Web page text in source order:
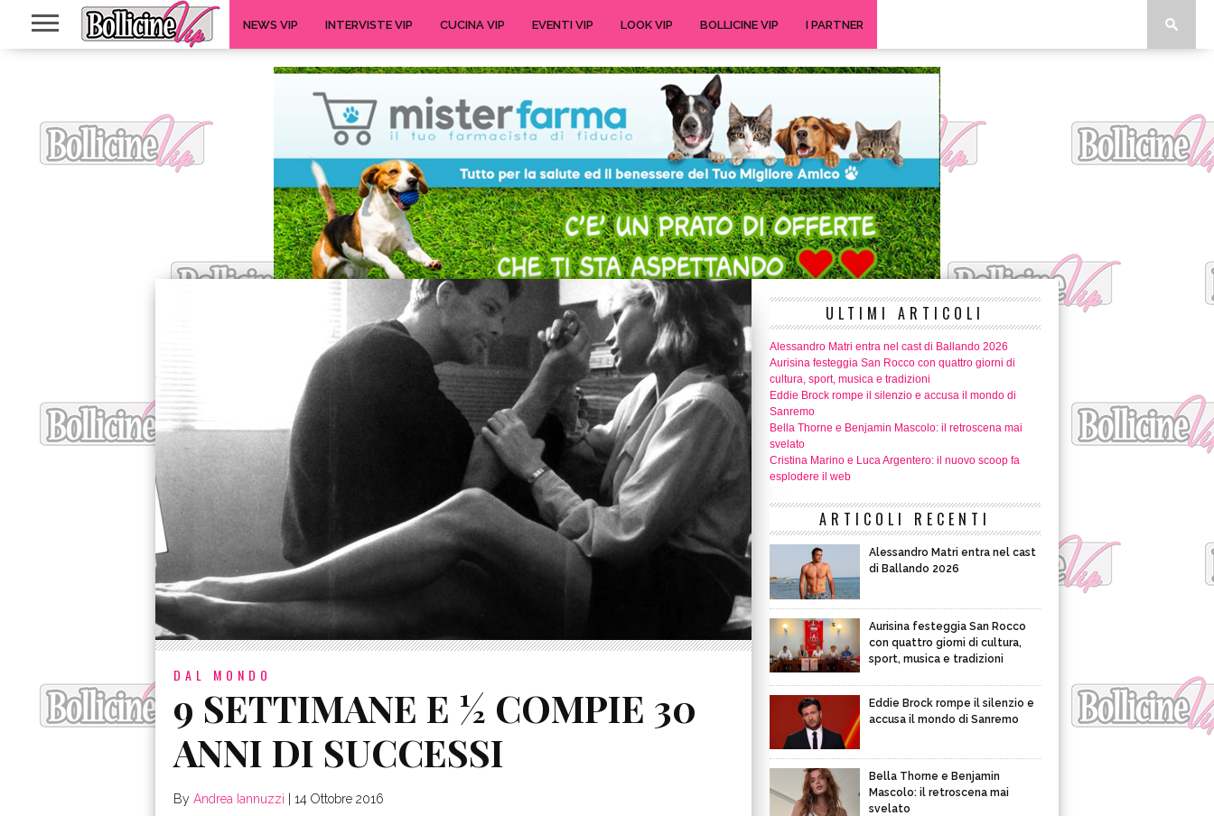
NEWS VIP INTERVISTE VIP CUCINA VIP EVENTI VIP LOOK VIP BOLLICINE VIP I PARTNER
DAL MONDO
9 SETTIMANE E ½ COMPIE 30
ANNI DI SUCCESSI
By Andrea Iannuzzi 14 Ottobre 2016
ULTIMI ARTICOLI
Alessandro Matri entra nel cast di Ballando 2026
Aurisina festeggia San Rocco con quattro giorni di
cultura, sport, musica e tradizioni
Eddie Brock rompe il silenzio e accusa il mondo di
Sanremo
Bella Thorne e Benjamin Mascolo: il retroscena mai
svelato
Cristina Marino e Luca Argentero: il nuovo scoop fa
esplodere il web
ARTICOLI RECENTI
Alessandro Matri entra nel cast
di Ballando 2026
Aurisina festeggia San Rocco
con quattro giorni di cultura,
sport, musica e tradizioni
Eddie Brock rompe il silenzio e
accusa il mondo di Sanremo
Bella Thorne e Benjamin
Mascolo: il retroscena mai
svelato